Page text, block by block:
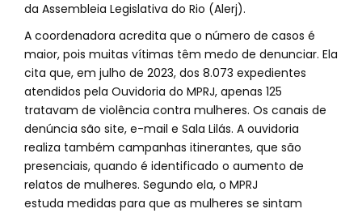
da Assembleia Legislativa do Rio (Alerj).
A coordenadora acredita que o número de casos é
maior, pois muitas vítimas têm medo de denunciar. Ela
cita que, em julho de 2023, dos 8.073 expedientes
atendidos pela Ouvidoria do MPRJ, apenas 125
tratavam de violência contra mulheres. Os canais de
denúncia são site, e-mail e Sala Lilás. A ouvidoria
realiza também campanhas itinerantes, que são
presenciais, quando é identificado o aumento de
relatos de mulheres. Segundo ela, o MPRJ
estuda medidas para que as mulheres se sintam